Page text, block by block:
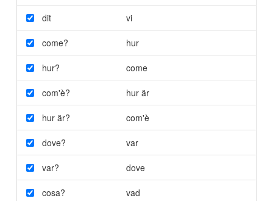
dit vi
come? hur
hur? come
com'è? hur är
hur är? com'è
dove? var
var? dove
cosa? vad